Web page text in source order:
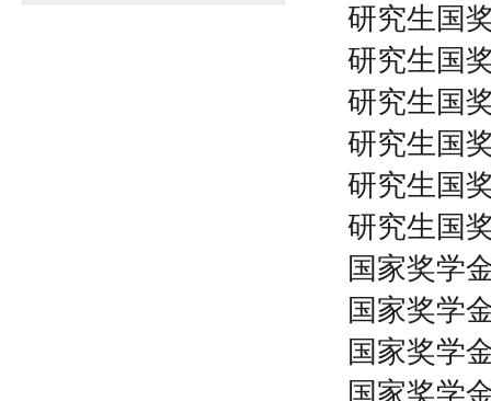
研究生国
研究生国
研究生国
研究生国
研究生国
研究生国
国家奖学
国家奖学
国家奖学
国家奖学